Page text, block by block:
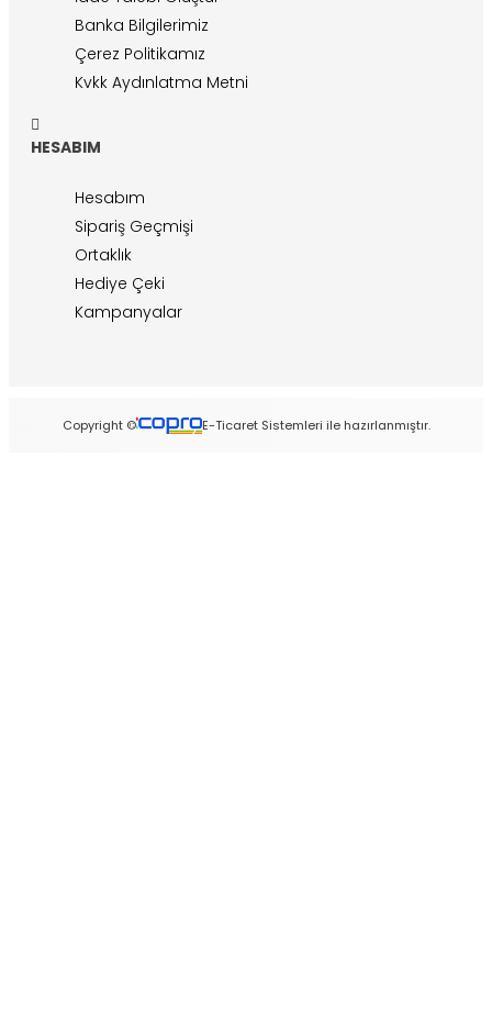
Banka Bilgilerimiz
Çerez Politikamız
Kvkk Aydınlatma Metni
HESABIM
Hesabım
Sipariş Geçmişi
Ortaklık
Hediye Çeki
Kampanyalar